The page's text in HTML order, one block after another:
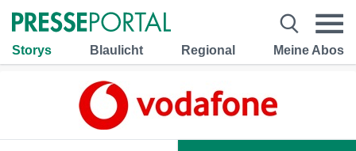
Storys Blaulicht Regional Meine Abos